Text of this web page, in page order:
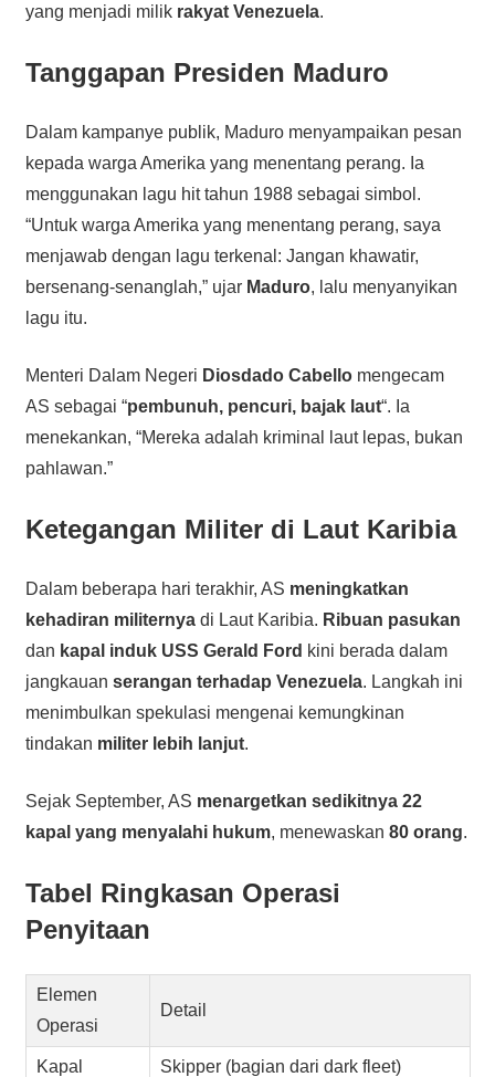
yang menjadi milik rakyat Venezuela.
Tanggapan Presiden Maduro
Dalam kampanye publik, Maduro menyampaikan pesan
kepada warga Amerika yang menentang perang. Ia
menggunakan lagu hit tahun 1988 sebagai simbol.
“Untuk warga Amerika yang menentang perang, saya
menjawab dengan lagu terkenal: Jangan khawatir,
bersenang-senanglah,” ujar Maduro, lalu menyanyikan
lagu itu.
Menteri Dalam Negeri Diosdado Cabellomengecam
AS sebagai “pembunuh, pencuri, bajak laut“. Ia
menekankan, “Mereka adalah kriminal laut lepas, bukan
pahlawan.”
Ketegangan Militer di Laut Karibia
Dalam beberapa hari terakhir, AS meningkatkan
kehadiran militernyadi Laut Karibia. Ribuan pasukan
dan kapal induk USS Gerald Ford kini berada dalam
jangkauan serangan terhadap Venezuela. Langkah ini
menimbulkan spekulasi mengenai kemungkinan
tindakan militer lebih lanjut.
Sejak September, AS menargetkan sedikitnya 22
kapal yang menyalahi hukum, menewaskan 80 orang.
Tabel Ringkasan Operasi
Penyitaan
Elemen
Operasi
Detail
Kapal Skipper (bagian dari dark fleet)